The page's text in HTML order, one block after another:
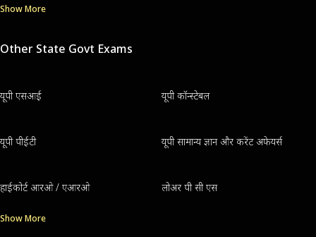
Show More
Other State Govt Exams
यूपी एसआई यूपी कॉन्स्टेबल
यूपी पीईटी यूपी सामान्य ज्ञान और करेंट अफेयर्स
हाईकोर्ट आरओ / एआरओ लोअर पी सी एस
Show More